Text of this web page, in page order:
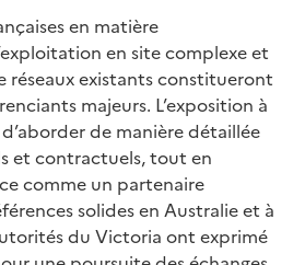
en matière
en site complexe et
réseaux existants constitueront
majeurs. L’exposition à
de manière détaillée
et contractuels, tout en
comme un partenaire
solides en Australie et à
du Victoria ont exprimé